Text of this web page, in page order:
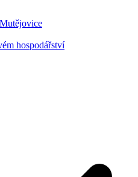
hospodářství